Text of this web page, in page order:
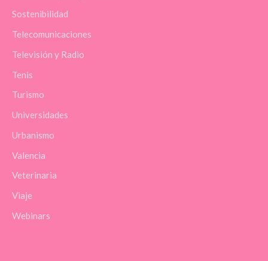
Sostenibilidad
Telecomunicaciones
Televisión y Radio
Tenis
Turismo
Universidades
Urbanismo
Valencia
Veterinaria
Viaje
Webinars